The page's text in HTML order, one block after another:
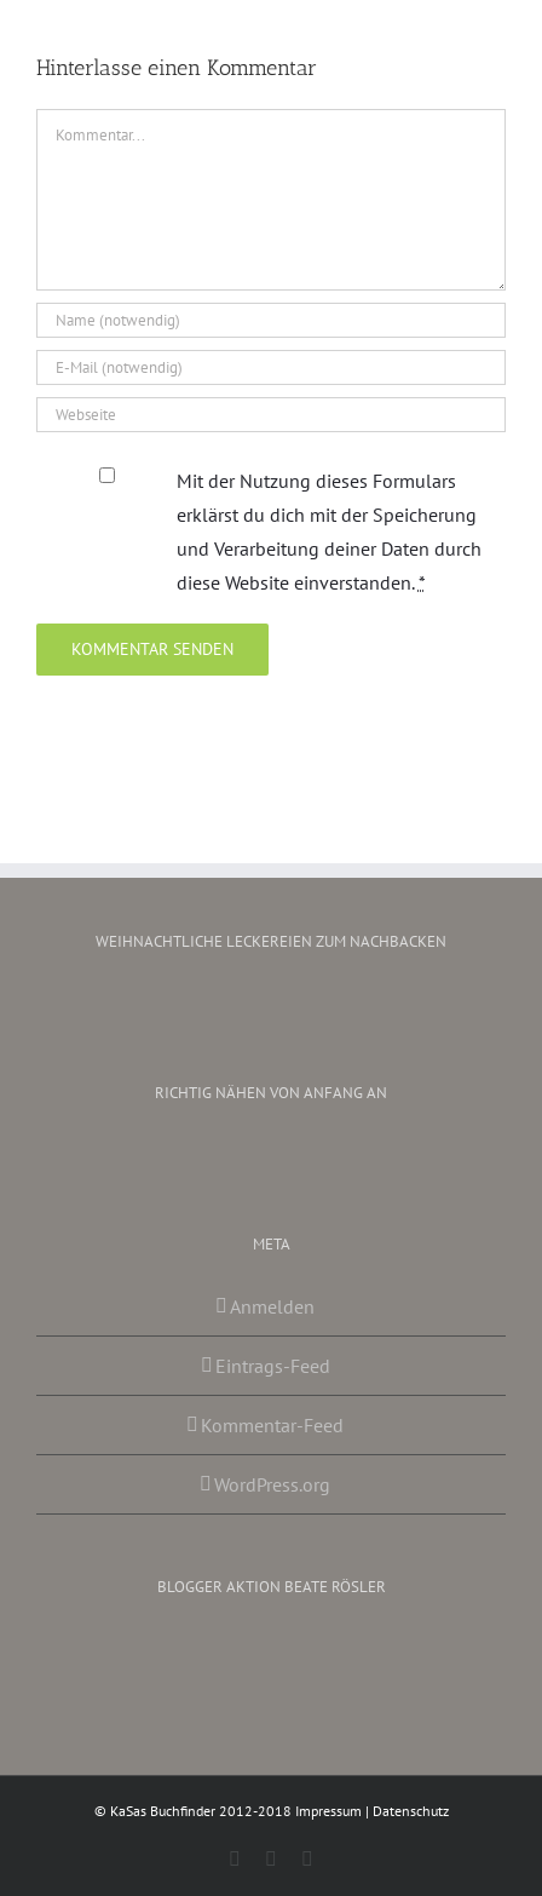
Hinterlasse einen Kommentar
Kommentar
Mit der Nutzung dieses Formulars
erklärst du dich mit der Speicherung
und Verarbeitung deiner Daten durch
diese Website einverstanden.*
WEIHNACHTLICHE LECKEREIEN ZUM NACHBACKEN
RICHTIG NÄHEN VON ANFANG AN
META
Anmelden
Eintrags-Feed
Kommentar-Feed
WordPress.org
BLOGGER AKTION BEATE RÖSLER
© KaSas Buchfinder 2012-2018 Impressum | Datenschutz
FacebookInstagram